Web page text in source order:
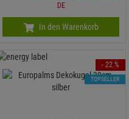
DE
In den Warenkorb
- 22 %
TOPSELLER